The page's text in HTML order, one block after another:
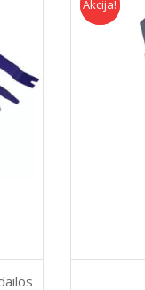
Akcija
Akcija!